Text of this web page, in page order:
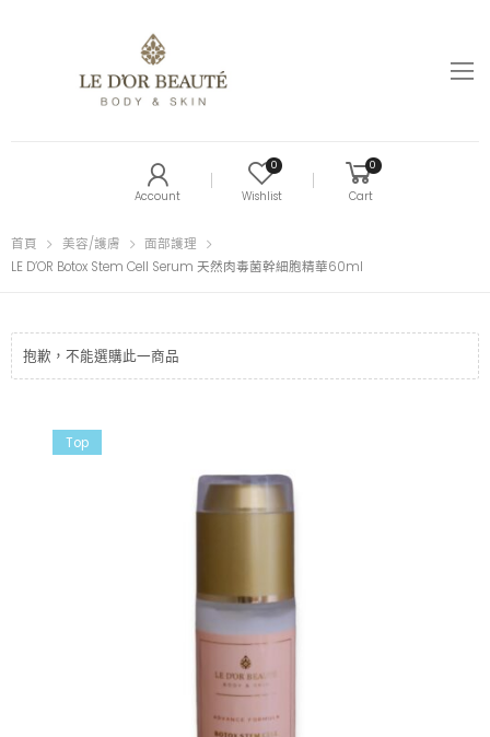
Account
0
Wishlist
0
Cart
首頁 美容/護膚
面部護理
LE D’OR Botox Stem Cell Serum 天然肉毒菌幹細胞精華60ml
抱歉，不能選購此一商品
Top